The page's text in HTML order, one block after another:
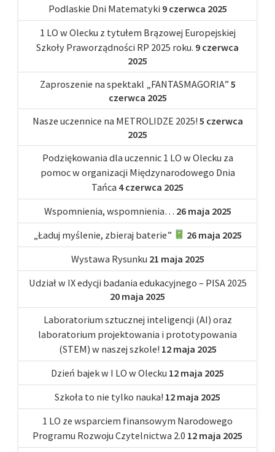
Podlaskie Dni Matematyki 9 czerwca 2025
1 LO w Olecku z tytułem Brązowej Europejskiej
Szkoły Praworządności RP 2025 roku. 9 czerwca
2025
Zaproszenie na spektakl „FANTASMAGORIA” 5
czerwca 2025
Nasze uczennice na METROLIDZE 2025! 5 czerwca
2025
Podziękowania dla uczennic 1 LO w Olecku za
pomoc w organizacji Międzynarodowego Dnia
Tańca 4 czerwca 2025
Wspomnienia, wspomnienia… 26 maja 2025
„Ładuj myślenie, zbieraj baterie”
26 maja 2025
Wystawa Rysunku 21 maja 2025
Udział w IX edycji badania edukacyjnego – PISA 2025
20 maja 2025
Laboratorium sztucznej inteligencji (AI) oraz
laboratorium projektowania i prototypowania
(STEM) w naszej szkole! 12 maja 2025
Dzień bajek w I LO w Olecku 12 maja 2025
Szkoła to nie tylko nauka! 12 maja 2025
1 LO ze wsparciem finansowym Narodowego
Programu Rozwoju Czytelnictwa 2.0 12 maja 2025